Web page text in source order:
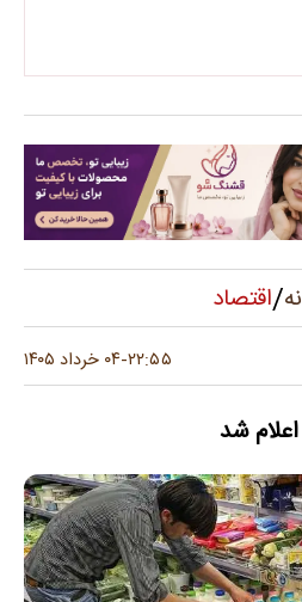
/اقتصاد
۲۲:۵۵-۰۴ خرداد ۱۴۰۵
شد